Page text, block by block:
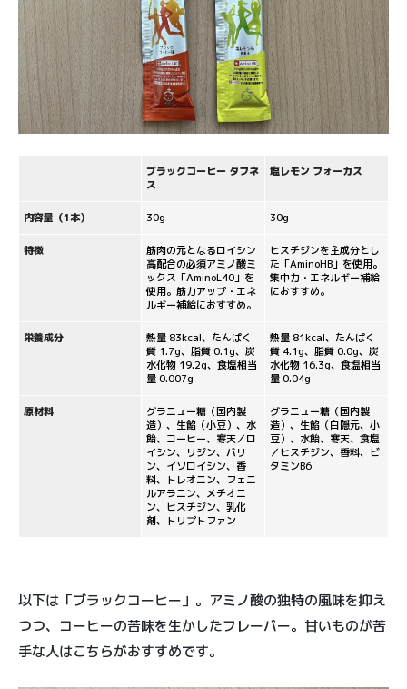
ブラックコーヒー タフネ
ス
塩レモン フォーカス
内容量（1本） 30g 30g
特徴
筋肉の元となるロイシン
高配合の必須アミノ酸ミ
ックス「AminoL40」を
使用。筋力アップ・エネ
ルギー補給におすすめ。
ヒスチジンを主成分とし
た「AminoHB」を使用。
集中力・エネルギー補給
におすすめ。
栄養成分
熱量 83kcal、たんぱく
質 1.7g、脂質 0.1g、炭
水化物 19.2g、食塩相当
量 0.007g
熱量 81kcal、たんぱく
質 4.1g、脂質 0.0g、炭
水化物 16.3g、食塩相当
量 0.04g
原材料
グラニュー糖（国内製
造）、生餡（小豆）、水
飴、コーヒー、寒天／ロ
イシン、リジン、バリ
ン、イソロイシン、香
料、トレオニン、フェニ
ルアラニン、メチオニ
ン、ヒスチジン、乳化
剤、トリプトファン
グラニュー糖（国内製
造）、生餡（白隠元、小
豆）、水飴、寒天、食塩
／ヒスチジン、香料、ビ
タミンB6
以下は「ブラックコーヒー」。アミノ酸の独特の風味を抑え
つつ、コーヒーの苦味を生かしたフレーバー。甘いものが苦
手な人はこちらがおすすめです。